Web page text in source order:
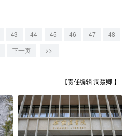
河北 山西
上海 江苏
43 44 45 46 47 48
下一页 >>|
【责任编辑:周楚卿 】